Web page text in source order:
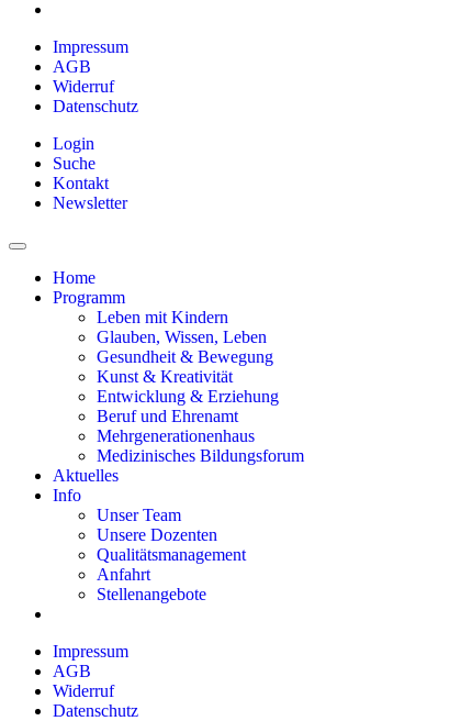
Impressum
AGB
Widerruf
Datenschutz
Login
Suche
Kontakt
Newsletter
Home
Programm
Leben mit Kindern
Glauben, Wissen, Leben
Gesundheit & Bewegung
Kunst & Kreativität
Entwicklung & Erziehung
Beruf und Ehrenamt
Mehrgenerationenhaus
Medizinisches Bildungsforum
Aktuelles
Info
Unser Team
Unsere Dozenten
Qualitätsmanagement
Anfahrt
Stellenangebote
Impressum
AGB
Widerruf
Datenschutz